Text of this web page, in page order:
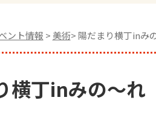
ント情報 > 美術> 陽だまり横丁inみ
横丁inみの～